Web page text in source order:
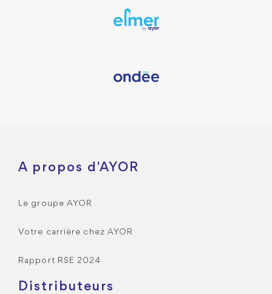
A propos d'AYOR
Le groupe AYOR
Votre carrière chez AYOR
Rapport RSE 2024
Distributeurs